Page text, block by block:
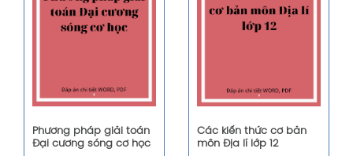
Phương pháp giải toán
Đại cương sóng cơ học
Các kiến thức cơ bản
môn Địa lí lớp 12